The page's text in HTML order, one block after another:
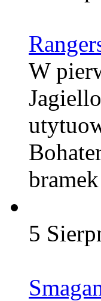
W
5